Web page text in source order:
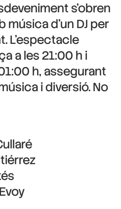
s’obren
música d’un DJ per
L’espectacle
a les 21:00 h i
h, assegurant
i diversió. No